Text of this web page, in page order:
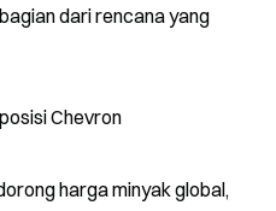
dari rencana yang
Chevron
harga minyak global,